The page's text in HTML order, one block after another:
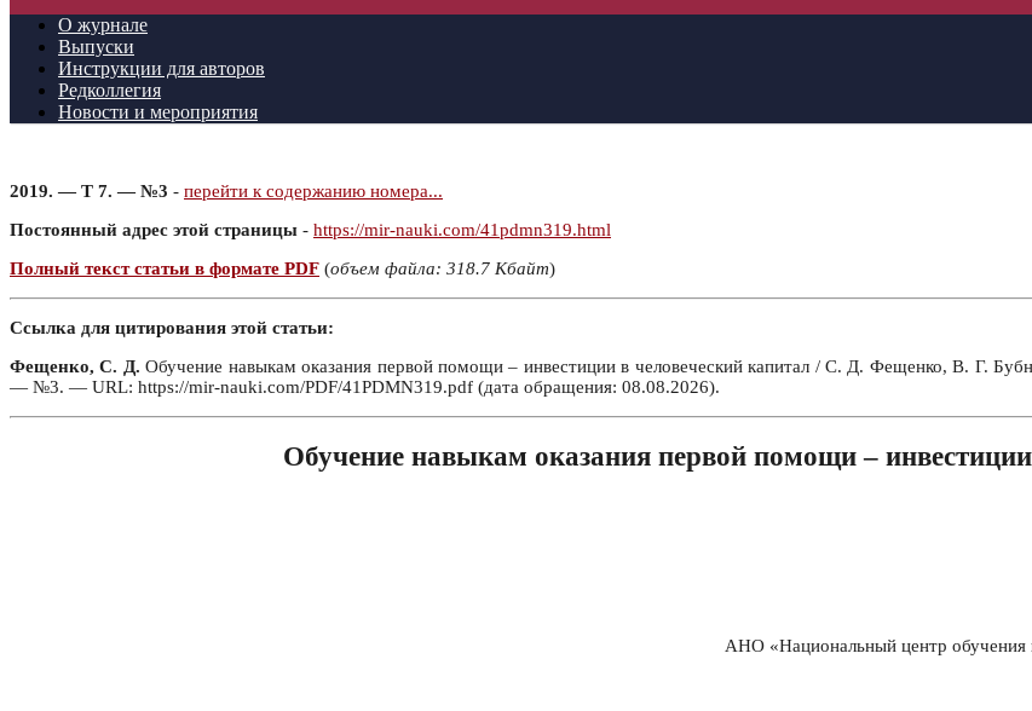
О журнале
Выпуски
Инструкции для авторов
Редколлегия
Новости и мероприятия
2019. — Т 7. — №3 - перейти к содержанию номера...
Постоянный адрес этой страницы - https://mir-nauki.com/41pdmn319.html
Полный текст статьи в формате PDF (объем файла: 318.7 Кбайт)
Ссылка для цитирования этой статьи:
Фещенко, С. Д. Обучение навыкам оказания первой помощи – инвестиции в человеческий капитал / С. Д. Фещенко, В. Г.
— №3. — URL: https://mir-nauki.com/PDF/41PDMN319.pdf (дата обращения: 08.08.2026).
Обучение навыкам оказания первой помощи –
АНО «Национальный центр обучения